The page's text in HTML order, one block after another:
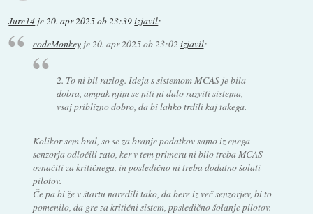
Jure14 je20. apr 2025 ob 23:39izjavil:
codeMonkeyje20. apr 2025 ob 23:02 izjavil:
2. To ni bil razlog. Ideja s sistemom MCAS je bila
dobra, ampak njim se niti ni dalo razviti sistema,
vsaj priblizno dobro, da bi lahko trdili kaj takega.
Kolikor sem bral, so se za branje podatkov samo iz enega
senzorja odločili zato, ker v tem primeru ni bilo treba MCAS
označiti za kritičnega, in posledično ni treba dodatno šolati
pilotov.
Če pa bi že v štartu naredili tako, da bere iz več senzorjev, bi to
pomenilo, da gre za kritični sistem, ppsledično šolanje pilotov.